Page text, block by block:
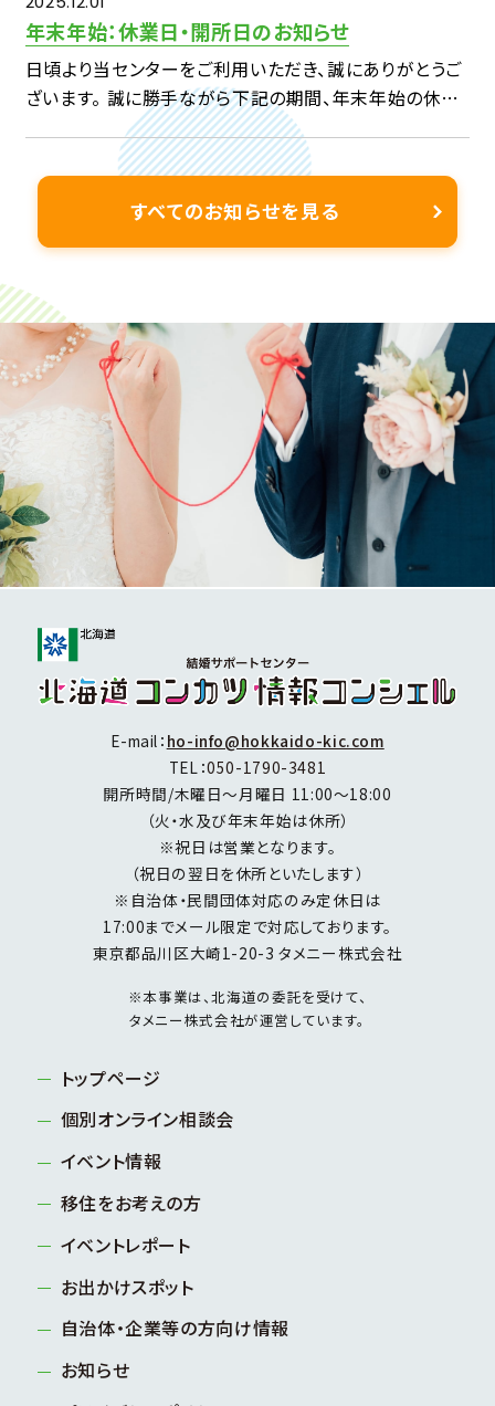
年末年始：休業日・開所日のお知らせ
日頃より当センターをご利用いただき、誠にありがとうご
ざいます。 誠に勝手ながら下記の期間、年末年始の休業
日とさせていただきます。 2025 年 12 月 29 日(月) ～
2026年 1 月3日(土) & […]
すべてのお知らせを見る
E-mail： ho-info@hokkaido-kic.com
TEL：050-1790-3481
開所時間/木曜日～月曜日 11:00～18:00
（火・水及び年末年始は休所）
※祝日は営業となります。
（祝日の翌日を休所といたします）
※自治体・民間団体対応のみ定休日は
17:00までメール限定で対応しております。
東京都品川区大崎1-20-3 タメニー株式会社
※本事業は、北海道の委託を受けて、
タメニー株式会社が運営しています。
トップページ
個別オンライン相談会
イベント情報
移住をお考えの方
イベントレポート
お出かけスポット
自治体・企業等の方向け情報
お知らせ